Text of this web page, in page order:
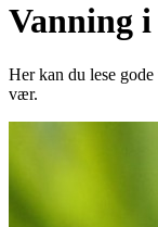
Vanning i
Her kan du lese
vær.